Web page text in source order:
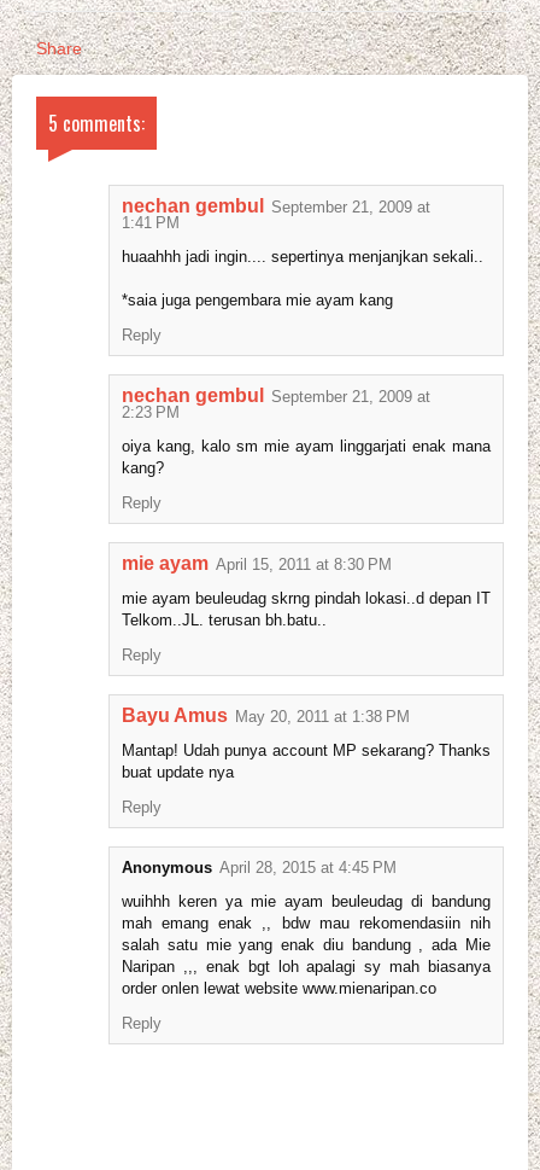
Share
5 comments:
nechan gembul
September 21, 2009 at
1:41 PM
huaahhh jadi ingin.... sepertinya menjanjkan sekali..
*saia juga pengembara mie ayam kang
Reply
nechan gembul
September 21, 2009 at
2:23 PM
oiya kang, kalo sm mie ayam linggarjati enak mana
kang?
Reply
mie ayam April 15, 2011 at 8:30 PM
mie ayam beuleudag skrng pindah lokasi..d depan IT
Telkom..JL. terusan bh.batu..
Reply
Bayu Amus May 20, 2011 at 1:38 PM
Mantap! Udah punya account MP sekarang? Thanks
buat update nya
Reply
Anonymous April 28, 2015 at 4:45 PM
wuihhh keren ya mie ayam beuleudag di bandung
mah emang enak ,, bdw mau rekomendasiin nih
salah satu mie yang enak diu bandung , ada Mie
Naripan ,,, enak bgt loh apalagi sy mah biasanya
order onlen lewat website www.mienaripan.co
Reply